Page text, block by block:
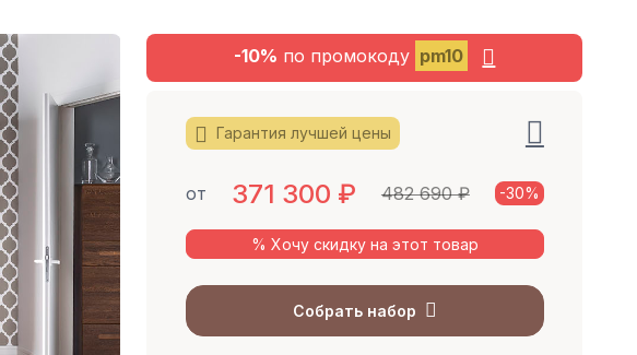
-10% по промокоду pm10
Гарантия лучшей цены
от 371 300 ₽ 482 690 ₽ -30%
% Хочу скидку на этот товар
Собрать набор